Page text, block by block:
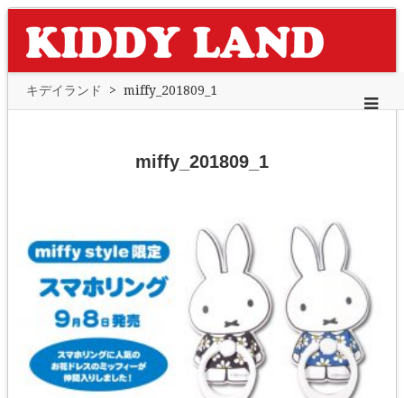
キデイランド > miffy_201809_1
miffy_201809_1